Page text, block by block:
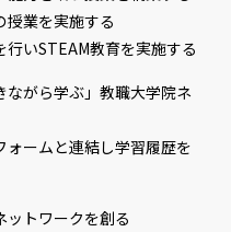
授業を実施する
いSTEAM教育を実施する
がら学ぶ」教職大学院ネ
ームと連結し学習履歴を
ットワークを創る